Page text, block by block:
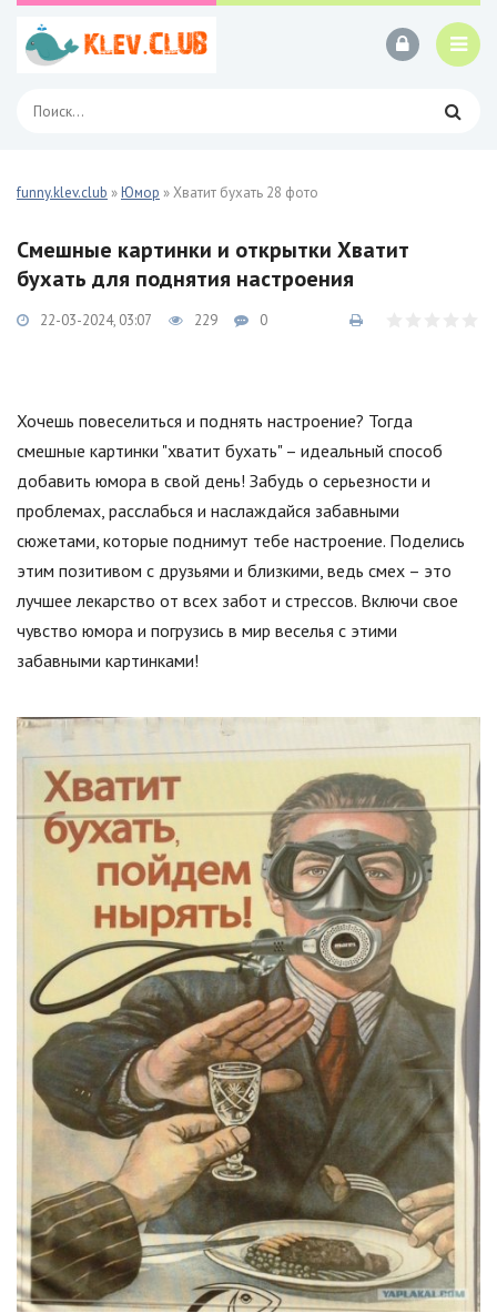
funny.klev.club »Юмор » Хватит бухать 28 фото
Смешные картинки и открытки Хватит
бухать для поднятия настроения
22-03-2024, 03:07 229 0
Хочешь повеселиться и поднять настроение? Тогда
смешные картинки "хватит бухать" – идеальный способ
добавить юмора в свой день! Забудь о серьезности и
проблемах, расслабься и наслаждайся забавными
сюжетами, которые поднимут тебе настроение. Поделись
этим позитивом с друзьями и близкими, ведь смех – это
лучшее лекарство от всех забот и стрессов. Включи свое
чувство юмора и погрузись в мир веселья с этими
забавными картинками!